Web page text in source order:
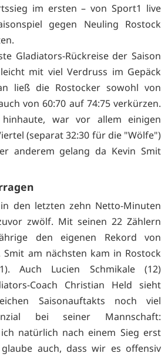
im ersten – von Sport1 live
gegen Neuling Rostock
Gladiators-Rückreise der Saison
mit viel Verdruss im Gepäck
ließ die Rostocker sowohl von
von 60:70 auf 74:75 verkürzen.
war vor allem einigen
(separat 32:30 für die "Wölfe")
anderem gelang da Kevin Smit
den letzten zehn Netto-Minuten
zwölf. Mit seinen 22 Zählern
den eigenen Rekord von
am nächsten kam in Rostock
Auch Lucien Schmikale (12)
Coach Christian Held sieht
Saisonauftakts noch viel
bei seiner Mannschaft:
natürlich nach einem Sieg erst
auch, dass wir es offensiv